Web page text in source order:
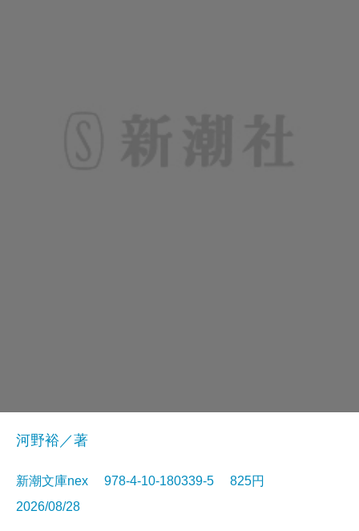
河野裕／著
新潮文庫nex 978-4-10-180339-5 825円
2026/08/28